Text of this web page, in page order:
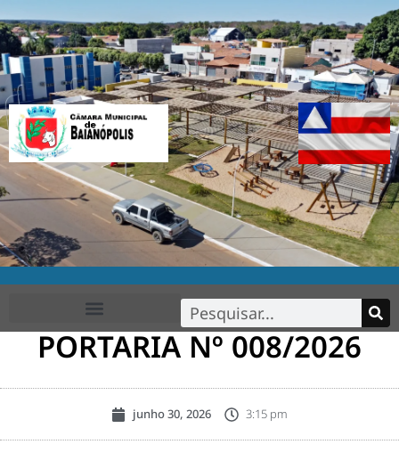
PORTARIA Nº 008/2026
junho 30, 2026 3:15 pm